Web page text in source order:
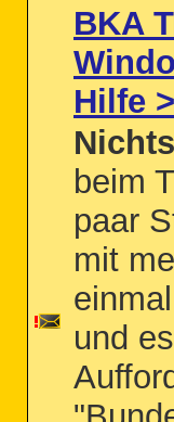
BKA
Hilfe
beim
paar
mit
und